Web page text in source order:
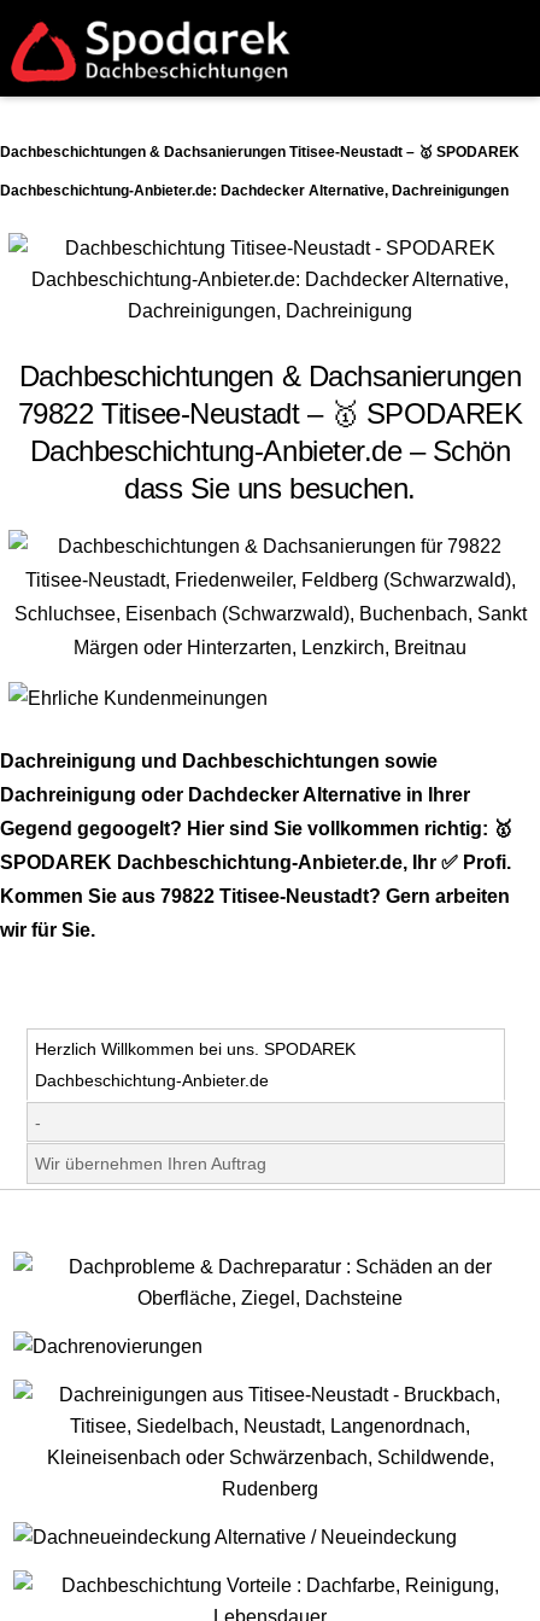
Dachbeschichtungen & Dachsanierungen Titisee-Neustadt – 🥇 SPODAREK
Dachbeschichtung-Anbieter.de: Dachdecker Alternative, Dachreinigungen
Dachbeschichtungen & Dachsanierungen
79822 Titisee-Neustadt – 🥇 SPODAREK
Dachbeschichtung-Anbieter.de – Schön
dass Sie uns besuchen.
Dachreinigung und Dachbeschichtungen sowie
Dachreinigung oder Dachdecker Alternative in Ihrer
Gegend gegoogelt? Hier sind Sie vollkommen richtig: 🥇
SPODAREK Dachbeschichtung-Anbieter.de, Ihr ✅ Profi.
Kommen Sie aus 79822 Titisee-Neustadt? Gern arbeiten
wir für Sie.
Herzlich Willkommen bei uns. SPODAREK
Dachbeschichtung-Anbieter.de
-
Wir übernehmen Ihren Auftrag